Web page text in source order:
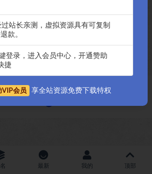
最新7b2的
权版
OK源码中国资源网 -All rights reserved|
最新 我的 顶部
站长亲测，虚拟资源具有可复制
款。
登录，进入会员中心，开通赞助
捷
VIP会员 享全站资源免费下载特权